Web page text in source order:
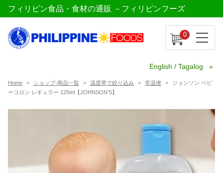
フィリピン食品・食材の通販 －フィリピンフーズ
0
English / Tagalog
Home ショップ-商品一覧 温度帯で絞り込み 常温便
ジョンソン ベビ
ーコロン レギュラー 125ml【JOHNSON’S】